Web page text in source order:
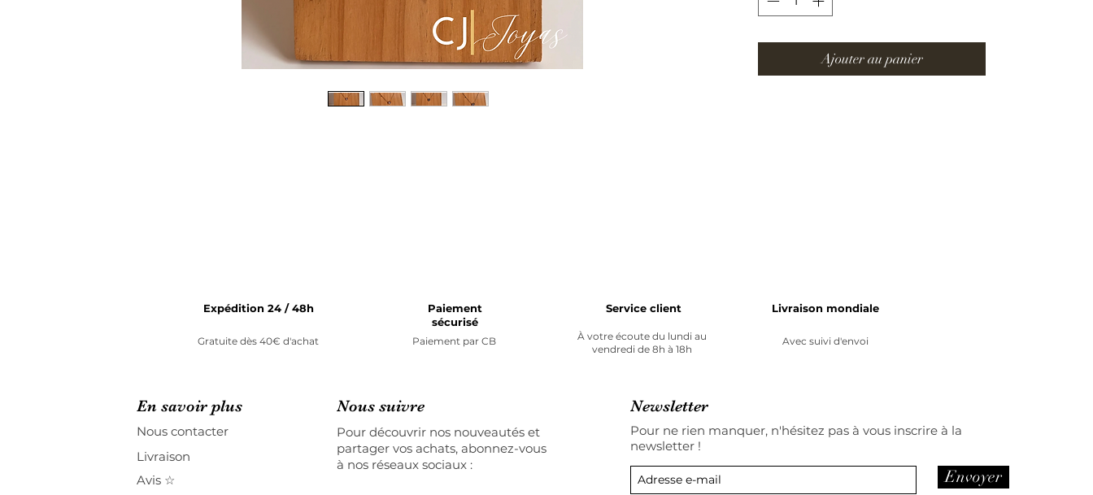
Ajouter au panier
Expédition 24 / 48h
Gratuite dès 40€ d'achat
Paiement
sécurisé
Paiement par CB
Service client
À votre écoute du lundi au
vendredi de 8h à 18h
Livraison mondiale
Avec suivi d'envoi
En savoir plus
Nous contacter
Livraison
Avis ☆
Nous suivre
Pour découvrir nos nouveautés et
partager vos achats, abonnez-vous
à nos réseaux sociaux :
Newsletter
Pour ne rien manquer, n'hésitez pas à vous inscrire à la
newsletter !
Envoyer